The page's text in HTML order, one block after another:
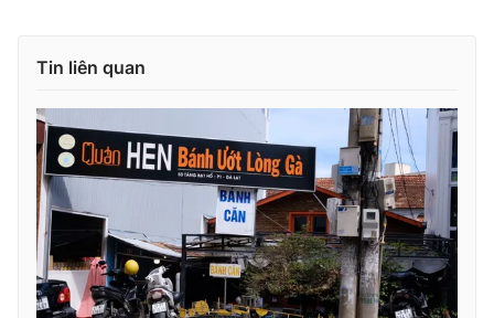
Liên hệ quảng cáo:
Tin liên quan